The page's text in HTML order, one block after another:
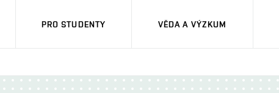
PRO STUDENTY VĚDA A VÝZKUM